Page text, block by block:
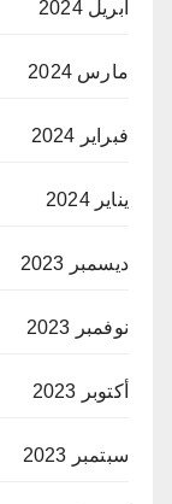
أبريل 2024
مارس 2024
فبراير 2024
يناير 2024
ديسمبر 2023
نوفمبر 2023
أكتوبر 2023
سبتمبر 2023